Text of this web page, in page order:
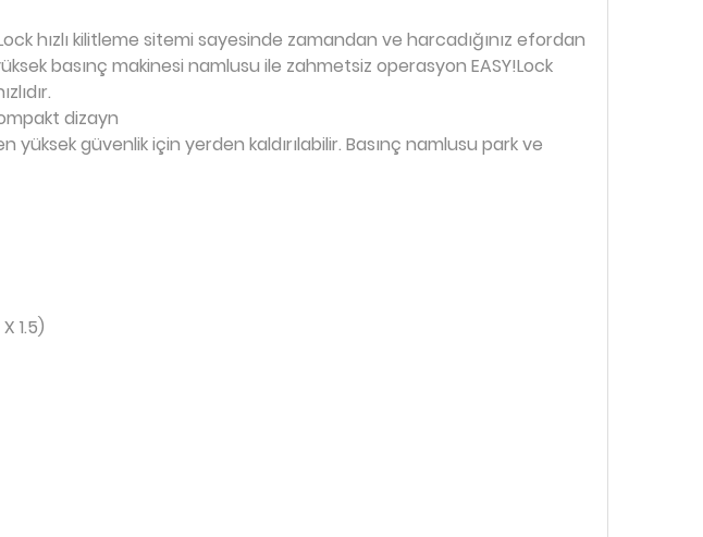
hızlı kilitleme sitemi sayesinde zamandan ve harcadığınız efordan
basınç makinesi namlusu ile zahmetsiz operasyon EASY!Lock
dizayn
yüksek güvenlik için yerden kaldırılabilir. Basınç namlusu park ve
1.5)